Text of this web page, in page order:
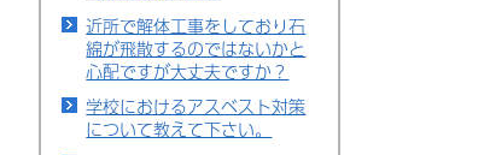
近所で解体工事をしており石
綿が飛散するのではないかと
心配ですが大丈夫ですか？
学校におけるアスベスト対策
について教えて下さい。